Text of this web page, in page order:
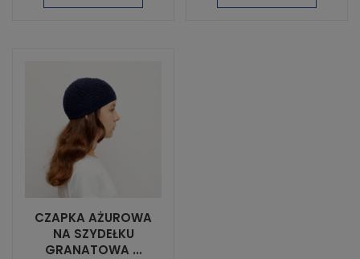
CZAPKA AŻUROWA
NA SZYDEŁKU
GRANATOWA ...